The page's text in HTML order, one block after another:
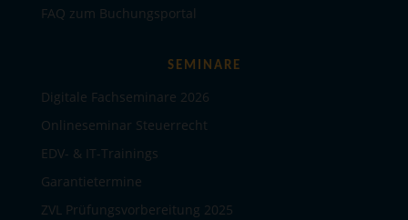
FAQ zum Buchungsportal
SEMINARE
Digitale Fachseminare 2026
Onlineseminar Steuerrecht
EDV- & IT-Trainings
Garantietermine
ZVL Prüfungsvorbereitung 2025